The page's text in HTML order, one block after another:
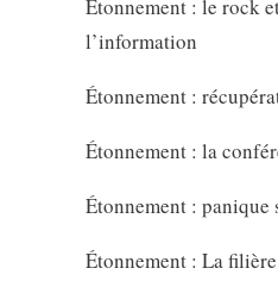
Étonnement : le rock
l’information
Étonnement :
Étonnement : la
Étonnement : panique
Étonnement : La